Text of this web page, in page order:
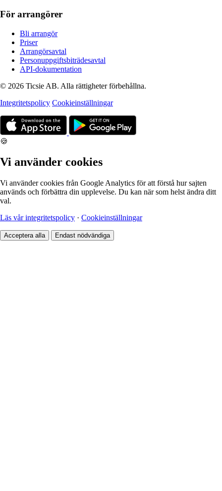
För arrangörer
Bli arrangör
Priser
Arrangörsavtal
Personuppgiftsbiträdesavtal
API-dokumentation
© 2026 Ticsie AB. Alla rättigheter förbehållna.
Integritetspolicy Cookieinställningar
🍪
Vi använder cookies
Vi använder cookies från Google Analytics för att förstå hur sajten
används och förbättra din upplevelse. Du kan när som helst ändra ditt
val.
Läs vår integritetspolicy · Cookieinställningar
Acceptera alla Endast nödvändiga